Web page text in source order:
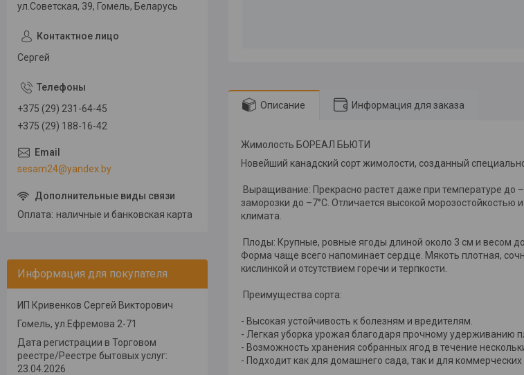
Описание Информация для заказа
Жимолость БОРЕАЛ БЬЮТИ
Новейший канадский сорт жимолости, созданный
Выращивание: Прекрасно растет даже при температуре до
заморозки до –7°C. Отличается высокой
климата.
Плоды: Крупные, ровные ягоды длиной около 3 см и весом
Форма чаще всего напоминает сердце. Мякоть плотная,
кислинкой и отсутствием горечи и терпкости.
Преимущества сорта:
- Высокая устойчивость к болезням и вредителям.
- Легкая уборка урожая благодаря прочному удерживанию
- Возможность хранения собранных ягод в течение
- Подходит как для домашнего сада, так и для коммерческих
ул.Советская, 39, Гомель, Беларусь
Сергей
+375 (29) 231-64-45
+375 (29) 188-16-42
sesam24@yandex.by
Оплата наличные и банковская карта
Информация для покупателя
ИП Кривенков Сергей Викторович
Гомель, ул.Ефремова 2-71
Дата регистрации в Торговом
реестре/Реестре бытовых услуг:
23.04.2026